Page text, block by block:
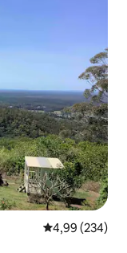
Évaluation
4,99 (234)